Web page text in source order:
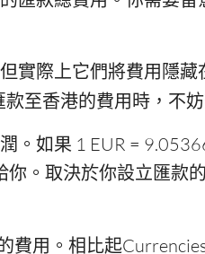
實際上它們將費用隱藏
至香港的費用時，不
。如果 1 EUR =
。取決於你設立匯款
費用。相比起